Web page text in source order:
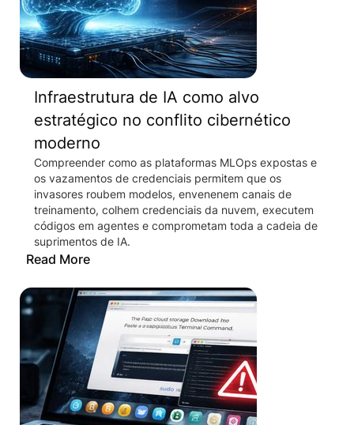
Infraestrutura de IA como alvo
estratégico no conflito cibernético
moderno
Compreender como as plataformas MLOps expostas e
os vazamentos de credenciais permitem que os
invasores roubem modelos, envenenem canais de
treinamento, colhem credenciais da nuvem, executem
códigos em agentes e comprometam toda a cadeia de
suprimentos de IA.
Read More